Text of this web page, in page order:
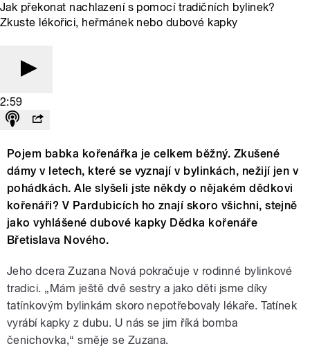
Jak překonat nachlazení s pomocí tradičních bylinek?
Zkuste lékořici, heřmánek nebo dubové kapky
2:59
Pojem babka kořenářka je celkem běžný. Zkušené
dámy v letech, které se vyznají v bylinkách, nežijí jen v
pohádkách. Ale slyšeli jste někdy o nějakém dědkovi
kořenáři? V Pardubicích ho znají skoro všichni, stejně
jako vyhlášené dubové kapky Dědka kořenáře
Břetislava Nového.
Jeho dcera Zuzana Nová pokračuje v rodinné bylinkové
tradici. „Mám ještě dvě sestry a jako děti jsme díky
tatínkovým bylinkám skoro nepotřebovaly lékaře. Tatínek
vyrábí kapky z dubu. U nás se jim říká bomba
čenichovka,“ směje se Zuzana.